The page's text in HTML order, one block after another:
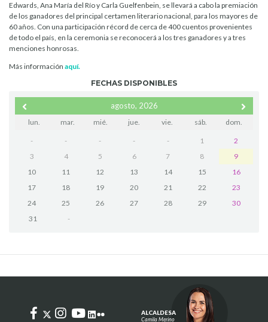
Edwards, Ana María del Río y Carla Guelfenbein, se llevará a cabo la premiación
de los ganadores del principal certamen literario nacional, para los mayores de
60 años. Con una participación récord de cerca de 400 cuentos provenientes
de todo el país, en la ceremonia se reconocerá a los tres ganadores y a tres
menciones honrosas.
Más información aquí.
FECHAS DISPONIBLES
agosto, 2026
lun. mar. mié. jue. vie. sáb. dom.
- - - - - 1
2
3
4 5 6 7 8
9
10
11 12 13 14 15
16
17
18 19 20 21 22
23
24
25 26 27 28 29
30
31
-
ALCALDESA
Camila Merino